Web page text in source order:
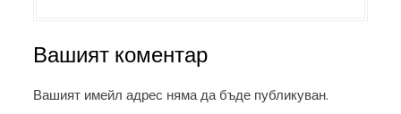
и
г
а
Вашият коментар
Вашият имейл адрес няма да бъде публикуван.